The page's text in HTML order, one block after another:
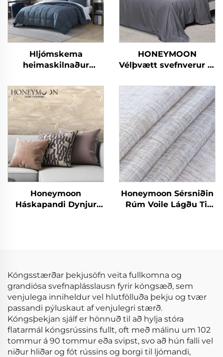
Hljómskema
heimaskilnaður
hluta
heimaskilasængur
HONEYMOON
Vélþvætt svefnverur af
sætt 4 hluta kælifriðju
mjúkar og silki fyrir
queen rúm
Honeymoon
Háskapandi Dynjur
Honeymoon Sérsniðin
Rúm Voile Lágðu Til
Kóngsstærðar þekjusöfn veita fullkomna og
grandiósa svefnaplásslausn fyrir kóngsæð, sem
venjulega inniheldur vel hlutfölluða þekju og tvær
passandi pýluskaut af venjulegri stærð.
Kóngsþekjan sjálf er hönnuð til að hylja stóra
flatarmál kóngsrússins fullt, oft með málinu um 102
tommur á 90 tommur eða svipst, svo að hún falli vel
niður hliðar og fót rússins og borgi til ljómandi,